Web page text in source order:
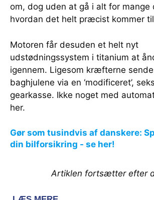
om, dog uden at gå i alt for mange
hvordan det helt præcist kommer
Motoren får desuden et helt nyt
udstødningssystem i titanium at
igennem. Ligesom kræfterne
baghjulene via en ‘modificeret’,
gearkasse. Ikke noget med
her.
Gør som tusindvis af danskere:
din bilforsikring - se her!
Artiklen fortsætter efter